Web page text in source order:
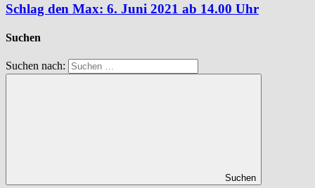
Schlag den Max: 6. Juni 2021 ab 14.00 Uhr
Suchen
Suchen nach:
Suchen